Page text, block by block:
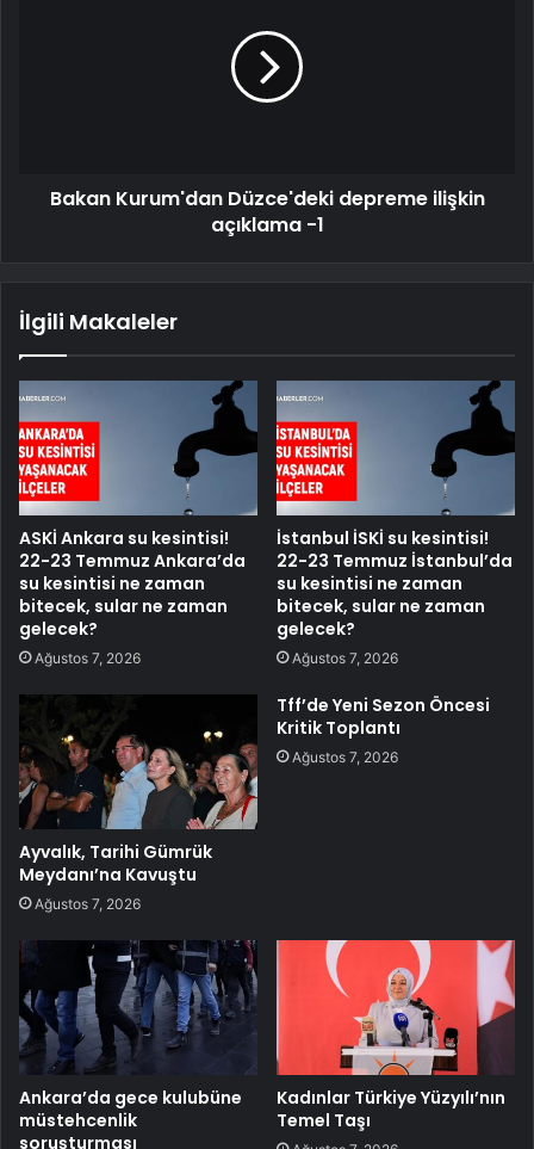
Bakan Kurum'dan Düzce'deki depreme ilişkin
açıklama -1
İlgili Makaleler
ASKİ Ankara su kesintisi!
22-23 Temmuz Ankara’da
su kesintisi ne zaman
bitecek, sular ne zaman
gelecek?
Ağustos 7, 2026
İstanbul İSKİ su kesintisi!
22-23 Temmuz İstanbul’da
su kesintisi ne zaman
bitecek, sular ne zaman
gelecek?
Ağustos 7, 2026
Ayvalık, Tarihi Gümrük
Meydanı’na Kavuştu
Ağustos 7, 2026
Tff’de Yeni Sezon Öncesi
Kritik Toplantı
Ağustos 7, 2026
Ankara’da gece kulubüne
müstehcenlik
soruşturması
Kadınlar Türkiye Yüzyılı’nın
Temel Taşı